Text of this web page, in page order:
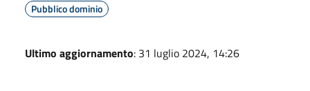
Pubblico dominio
Ultimo aggiornamento: 31 luglio 2024, 14:26